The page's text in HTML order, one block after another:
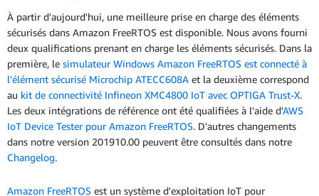
À partir d'aujourd'hui, une meilleure prise en charge des éléments
sécurisés dans Amazon FreeRTOS est disponible. Nous avons fourni
deux qualifications prenant en charge les éléments sécurisés. Dans la
première, le simulateur Windows Amazon FreeRTOS est connecté à
l'élément sécurisé Microchip ATECC608A et la deuxième correspond
au kit de connectivité Infineon XMC4800 IoT avec OPTIGA Trust-X.
Les deux intégrations de référence ont été qualifiées à l'aide d'AWS
IoT Device Tester pour Amazon FreeRTOS. D'autres changements
dans notre version 201910.00 peuvent être consultés dans notre
Changelog.
Amazon FreeRTOS est un système d'exploitation IoT pour